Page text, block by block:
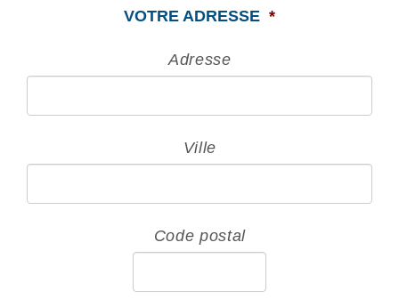
VOTRE ADRESSE *
Adresse
Ville
Code postal